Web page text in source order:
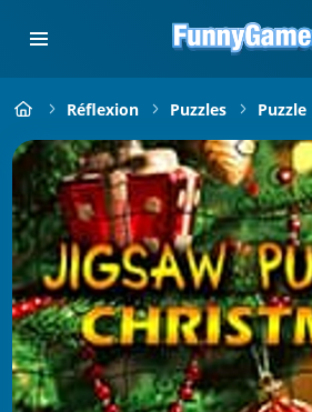
Réflexion Puzzles Puzzle